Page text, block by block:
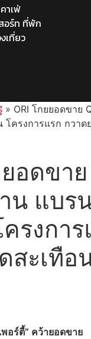
าเฟ่
อร์ท ที่พัก
เที่ยว
» ORI โกยยอดขาย
ครงการแรก กวาด
อดขา
น แบร
รงการ
สะเทือ
อร์ตี้” คว้ายอดขาย